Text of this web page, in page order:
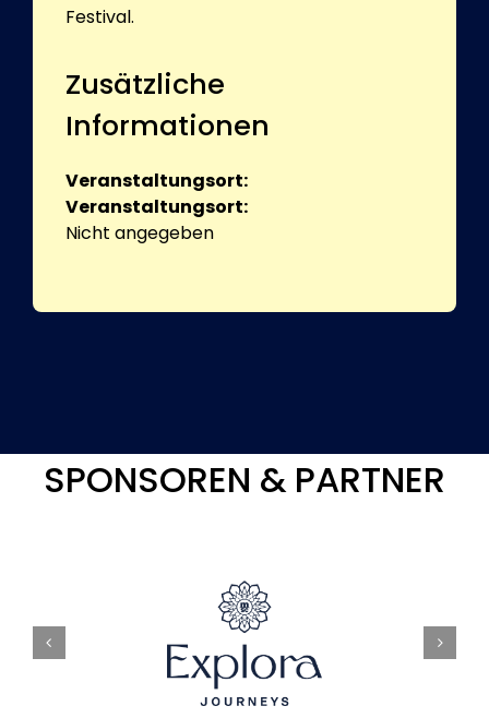
Festival.
Zusätzliche
Informationen
Veranstaltungsort:
Veranstaltungsort:
Nicht angegeben
SPONSOREN & PARTNER